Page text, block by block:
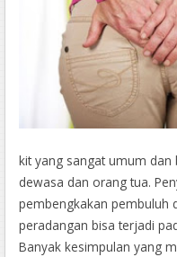
kit yang sangat umum
dewasa dan orang tua.
pembengkakan pembuluh
peradangan bisa terjadi
Banyak kesimpulan yang